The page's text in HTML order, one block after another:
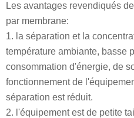
Les avantages revendiqués
par membrane:
1. la séparation et la
température ambiante, basse
consommation d'énergie, de
fonctionnement de
séparation est réduit.
2. l'équipement est de petite